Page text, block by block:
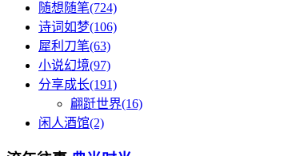
随想随笔(724)
诗词如梦(106)
犀利刀笔(63)
小说幻境(97)
分享成长(191)
翩跹世界(16)
闲人酒馆(2)